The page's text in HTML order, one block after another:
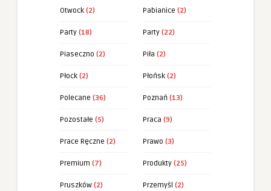
Otwock (2) Pabianice (2)
Party (18) Party (22)
Piaseczno (2) Piła (2)
Płock (2) Płońsk (2)
Polecane (36) Poznań (13)
Pozostałe (5) Praca (9)
Prace Ręczne (2) Prawo (3)
Premium (7) Produkty (25)
Pruszków (2) Przemyśl (2)